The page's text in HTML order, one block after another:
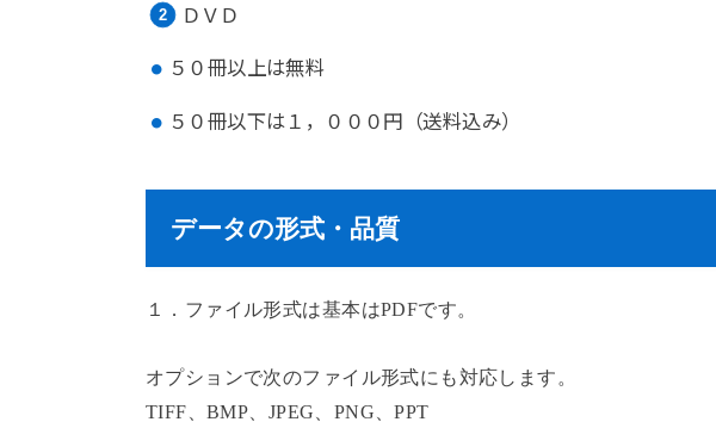
ＤＶＤ
５０冊以上は無料
５０冊以下は１，０００円（送料込み）
データの形式・品質
１．ファイル形式は基本はPDFです。
オプションで次のファイル形式にも対応します。
TIFF、BMP、JPEG、PNG、PPT